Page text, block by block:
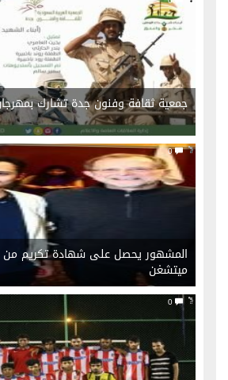
جمعية ثقافة وفنون جدة تشارك
0
المشهور يحصل على شهادة تكريم من
ميتشغن